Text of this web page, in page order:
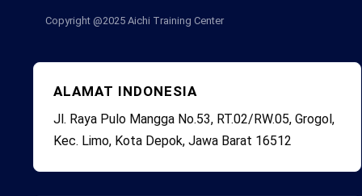
Copyright @2025 Aichi Training Center
ALAMAT INDONESIA
Jl. Raya Pulo Mangga No.53, RT.02/RW.05, Grogol,
Kec. Limo, Kota Depok, Jawa Barat 16512